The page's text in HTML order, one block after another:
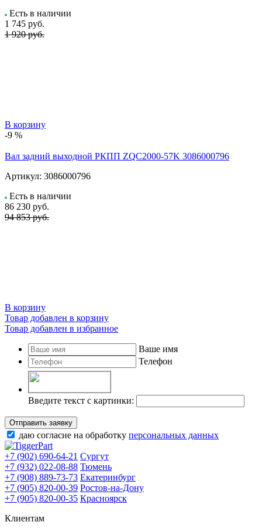
Есть в наличии
1 745 руб.
1 920 руб.
В корзину
-9 %
Вал задний выходной РКПП ZQC2000-57K 3086000796
Артикул: 3086000796
Есть в наличии
86 230 руб.
94 853 руб.
В корзину
Товар добавлен в корзину
Товар добавлен в избранное
Ваше имя
Телефон
Введите текст с картинки:
Отправить заявку
даю согласие на обработку персональных данных
+7 (902) 690-64-21 Сургут
+7 (932) 022-08-88 Тюмень
+7 (908) 889-73-73 Екатеринбург
+7 (905) 820-00-39 Ростов-на-Дону
+7 (905) 820-00-35 Красноярск
Клиентам